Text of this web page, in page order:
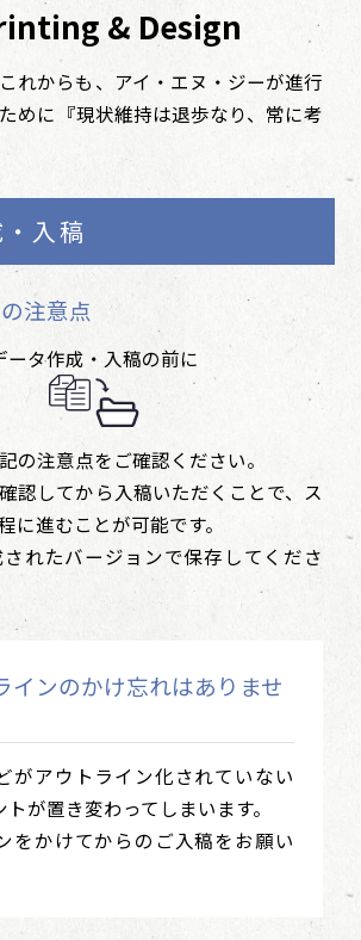
& Design
れからも、アイ・エヌ・ジーが進行
めに 『現状維持は退歩なり、常に考
入稿
注意点
ータ作成・入稿の前に
の注意点をご確認ください。
認してから入稿いただくことで、ス
に進むことが可能です。
れたバージョンで保存してくださ
インのかけ忘れはありませ
がアウトライン化されていない
が置き変わってしまいます。
をかけてからのご入稿をお願い